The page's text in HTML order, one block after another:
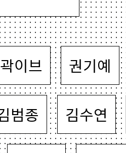
곽이브 권기예
범종 김수연